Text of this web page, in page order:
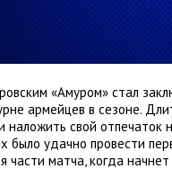
«Амуром» стал
армейцев в сезоне.
наложить свой отпечаток
было удачно провести
части матча, когда